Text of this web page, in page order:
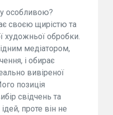
особливою?
своєю щирістю та
художньої обробки.
медіатором,
і обирає
вивіреної
позиція
свідчень та
проте він не